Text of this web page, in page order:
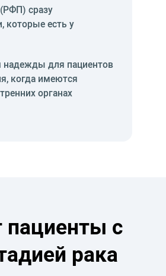
сразу
которые есть у
надежды для пациентов
когда имеются
органах
с
рака